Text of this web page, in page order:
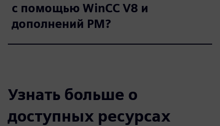
с помощью WinCC V8 и
дополнений PM?
Узнать больше о
доступных ресурсах